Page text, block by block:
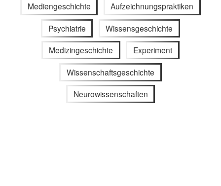
Mediengeschichte Aufzeichnungspraktiken
Psychiatrie Wissensgeschichte
Medizingeschichte Experiment
Wissenschaftsgeschichte
Neurowissenschaften